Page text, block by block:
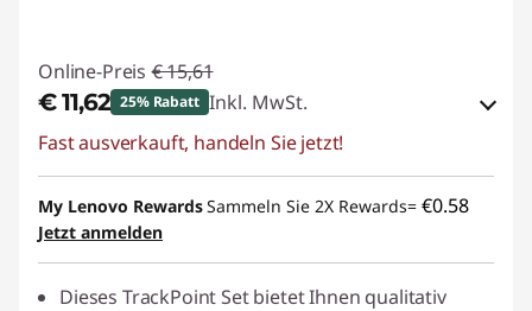
Online-Preis € 15,61
€ 11,62 25% Rabatt Inkl. MwSt.
eCoupon-Rabatt :-€ 3,99
eCoupon :THINKDEAL
Fast ausverkauft, handeln Sie jetzt!
My Lenovo RewardsSammeln Sie 2X Rewards= €0.58
Jetzt anmelden
Dieses TrackPoint Set bietet Ihnen qualitativ